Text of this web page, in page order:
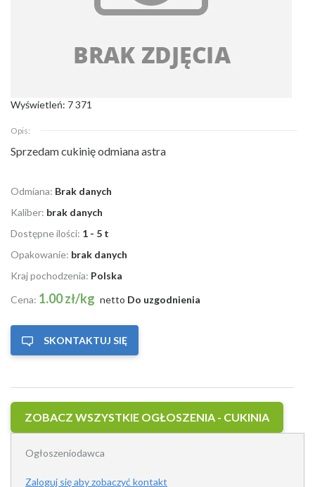
Wyświetleń: 7 371
Opis:
Sprzedam cukinię odmiana astra
Odmiana: Brak danych
Kaliber: brak danych
Dostępne ilości: 1 - 5 t
Opakowanie: brak danych
Kraj pochodzenia: Polska
Cena: 1.00 zł/kg netto Do uzgodnienia
SKONTAKTUJ SIĘ
ZOBACZ WSZYSTKIE OGŁOSZENIA - CUKINIA
Ogłoszeniodawca
Zaloguj się aby zobaczyć kontakt